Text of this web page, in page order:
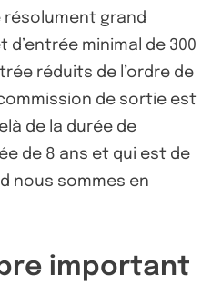
résolument grand
minimal de 300
réduits de l’ordre de
commission de sortie est
de la durée de
de 8 ans et qui est de
nous sommes en
important